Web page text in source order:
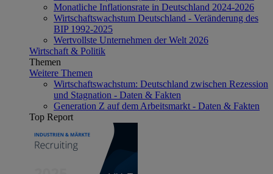
Monatliche Inflationsrate in Deutschland 2024-2026
Wirtschaftswachstum Deutschland - Veränderung des
BIP 1992-2025
Wertvollste Unternehmen der Welt 2026
Wirtschaft & Politik
Themen
Weitere Themen
Wirtschaftswachstum: Deutschland zwischen Rezession
und Stagnation - Daten & Fakten
Generation Z auf dem Arbeitsmarkt - Daten & Fakten
Top Report